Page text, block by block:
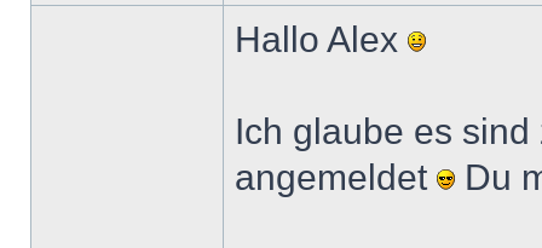
Hallo Alex
Ich glaube es
angemeldet
Du